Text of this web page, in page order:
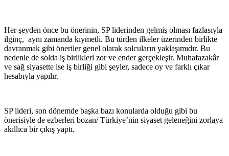
Her şeyden önce bu önerinin, SP liderinden gelmiş olması fazlasıyla
ilginç, aynı zamanda kıymetli. Bu türden ilkeler üzerinden birlikte
davranmak gibi öneriler genel olarak solcuların yaklaşımıdır. Bu
nedenle de solda iş birlikleri zor ve ender gerçekleşir. Muhafazakâr
ve sağ siyasette ise iş birliği gibi şeyler, sadece oy ve farklı çıkar
hesabıyla yapılır.
SP lideri, son dönemde başka bazı konularda olduğu gibi bu
önerisiyle de ezberleri bozan/ Türkiye’nin siyaset geleneğini zorlaya
akıllıca bir çıkış yaptı.